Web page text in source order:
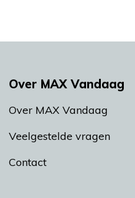
Over MAX Vandaag
Over MAX Vandaag
Veelgestelde vragen
Contact